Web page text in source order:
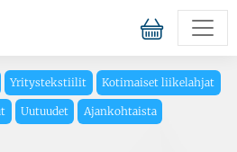
Yritystekstiilit Kotimaiset liikelahjat
Uutuudet Ajankohtaista